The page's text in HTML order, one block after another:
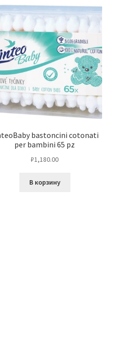
bastoncini cotonati
per bambini 65 pz
₽1,180.00
В корзину